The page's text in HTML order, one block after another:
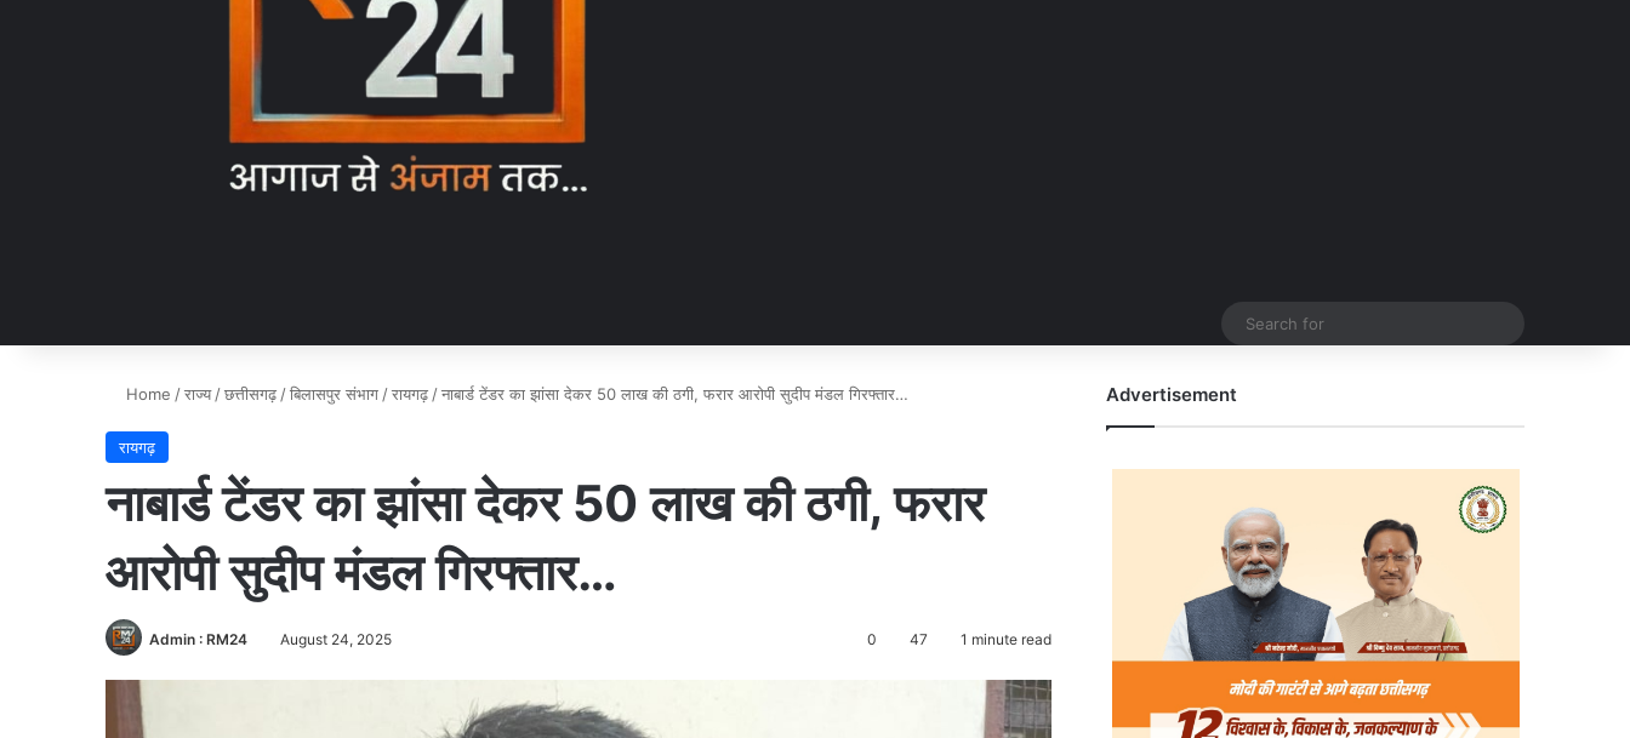
Home /राज्य /छत्तीसगढ़ /बिलासपुर संभाग /रायगढ़ /नाबार्ड टेंडर का झांसा देकर 50 लाख की ठगी, फरार आरोपी सुदीप मंडल गिरफ्तार…
रायगढ़
नाबार्ड टेंडर का झांसा देकर 50 लाख की ठगी, फरार
आरोपी सुदीप मंडल गिरफ्तार…
Admin : RM24 August 24, 2025 0 47 1 minute read
Advertisement